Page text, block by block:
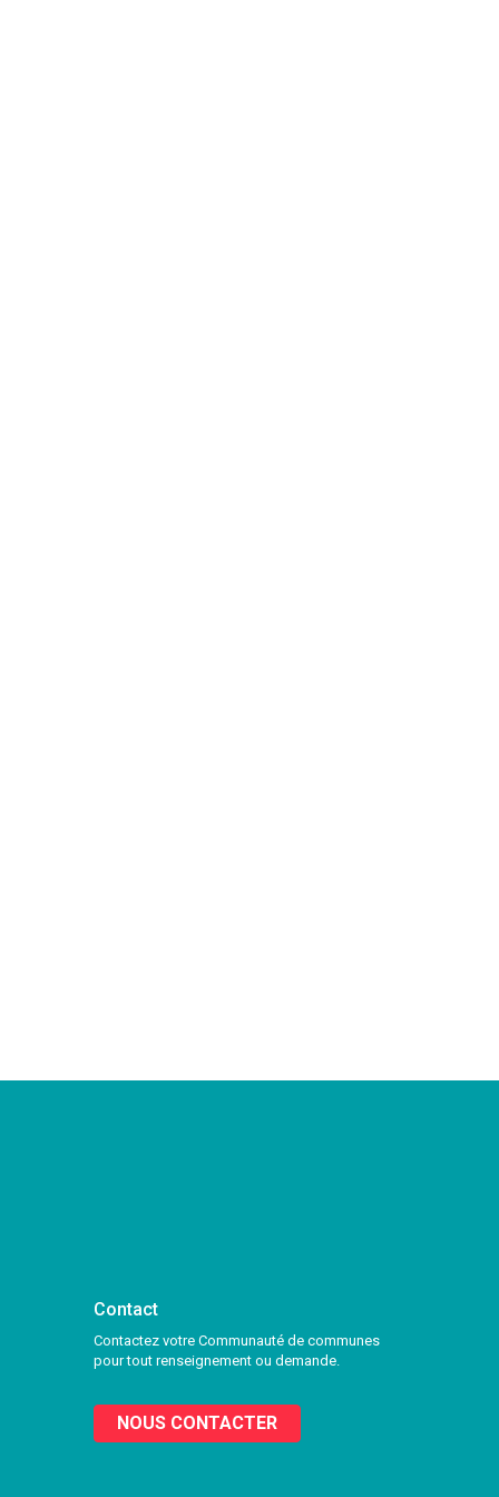
Contact
Contactez votre Communauté de communes
pour tout renseignement ou demande.
NOUS CONTACTER